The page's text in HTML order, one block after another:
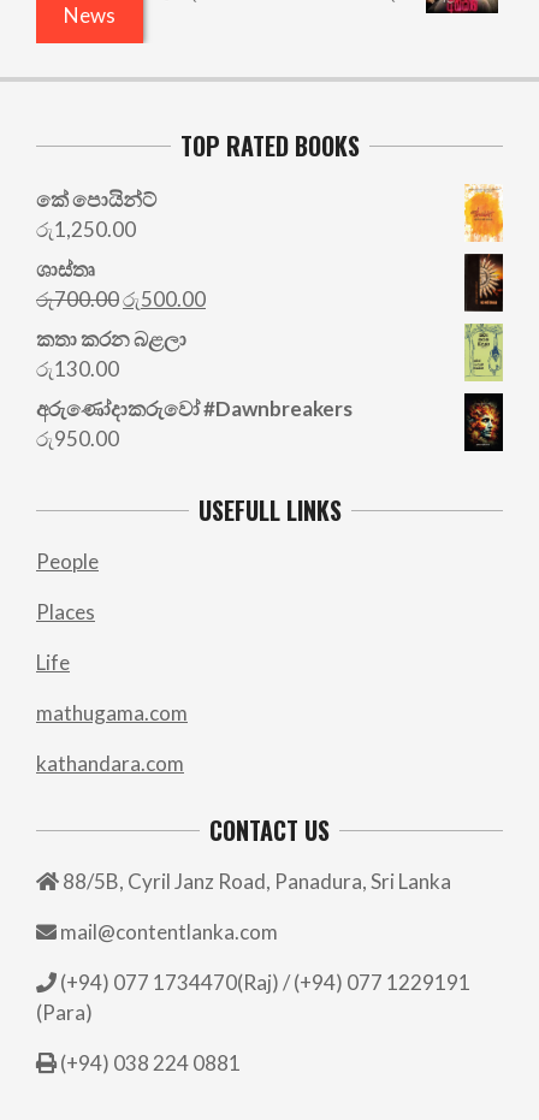
News
TOP RATED BOOKS
කේ පොයින්ට්
රු1,250.00
ශාස්තෘ
රු700.00Original
price
was:
රු500.00Current
කතා කරන බළලා
රු130.00
අරු‍ණෝදාකරුවෝ #Dawnbreakers
රු950.00
USEFULL LINKS
People
Places
Life
mathugama.com
kathandara.com
CONTACT US
88/5B, Cyril Janz Road, Panadura, Sri Lanka
mail@contentlanka.com
(+94) 077 1734470(Raj) / (+94) 077 1229191
(Para)
(+94) 038 224 0881